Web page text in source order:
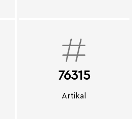
76315
Artikal